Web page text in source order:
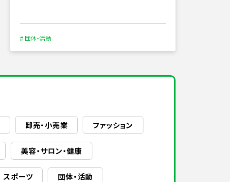
# 団体・活動
卸売・小売業 ファッション
美容・サロン・健康
スポーツ 団体・活動